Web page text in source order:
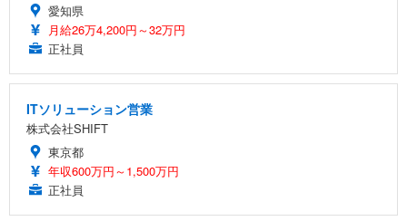
愛知県
月給26万4,200円～32万円
正社員
ITソリューション営業
株式会社SHIFT
東京都
年収600万円～1,500万円
正社員